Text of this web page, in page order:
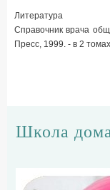
Литература
Справочник врача
Пресс, 1999. - в 2
Школа